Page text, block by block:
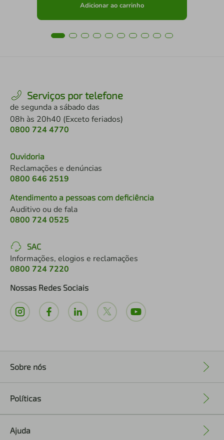
Adicionar ao carrinho
Serviços por telefone
de segunda a sábado das
08h às 20h40 (Exceto feriados)
0800 724 4770
Ouvidoria
Reclamações e denúncias
0800 646 2519
Atendimento a pessoas com deficiência
Auditivo ou de fala
0800 724 0525
SAC
Informações, elogios e reclamações
0800 724 7220
Nossas Redes Sociais
Sobre nós
Políticas
Ajuda